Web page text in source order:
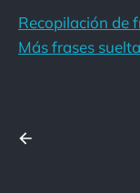
Recopilación de
Más frases